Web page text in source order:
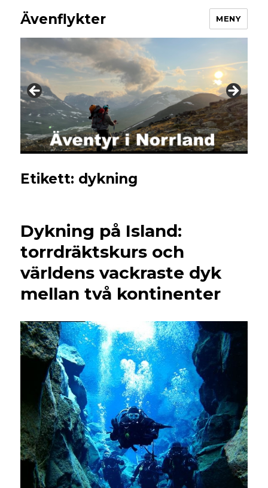
Ävenflykter MENY
Etikett: dykning
Dykning på Island:
torrdräktskurs och
världens vackraste dyk
mellan två kontinenter